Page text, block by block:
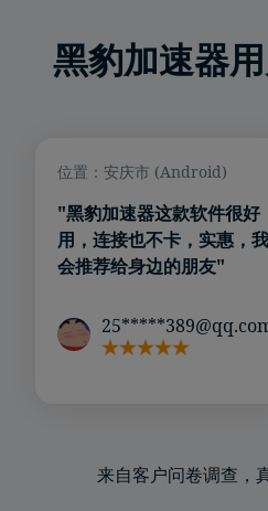
黑豹加速器
位置：安庆市 (Android)
"黑豹加速器这款软件很好
用，连接也不卡，实惠，我
会推荐给身边的朋友"
来自客户问卷调查，